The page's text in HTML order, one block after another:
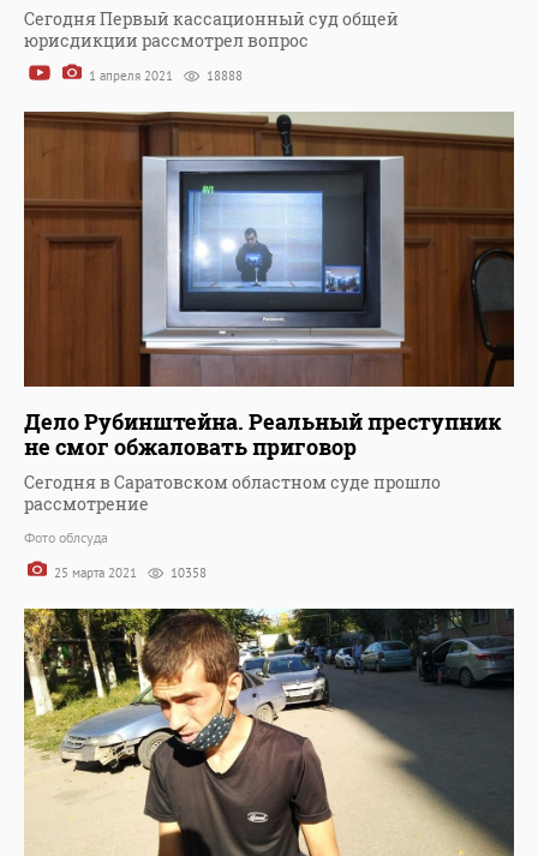
Сегодня Первый кассационный суд общей
юрисдикции рассмотрел вопрос
1 апреля 2021 18888
Дело Рубинштейна. Реальный преступник
не смог обжаловать приговор
Сегодня в Саратовском областном суде прошло
рассмотрение
Фото облсуда
25 марта 2021 10358